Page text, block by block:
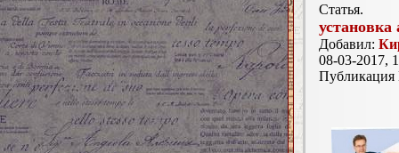
Статья.
Добавил:
08-03-2017,